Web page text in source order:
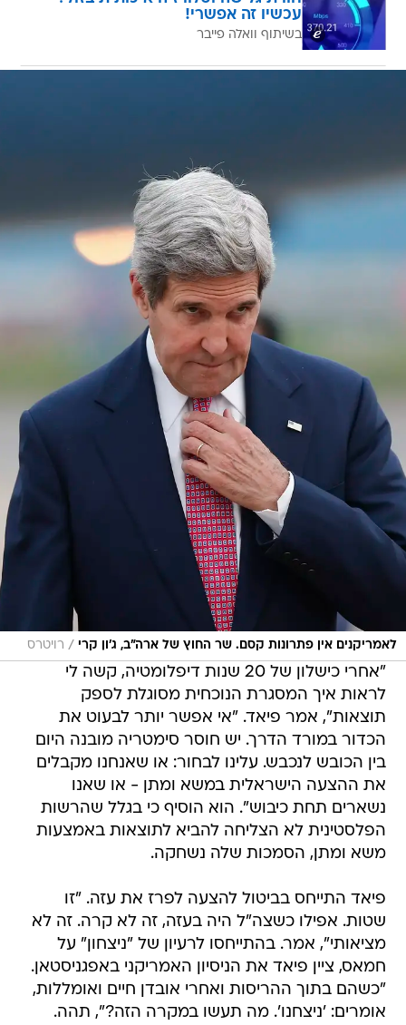
עכשיו זה אפשרי!
בשיתוף וואלה פייבר
לאמריקנים אין פתרונות קסם. שר החוץ של ארה"ב, ג'ון קרי / רויטרס
"אחרי כישלון של 20 שנות דיפלומטיה, קשה לי
לראות איך המסגרת הנוכחית מסוגלת לספק
תוצאות", אמר פיאד. "אי אפשר יותר לבעוט את
הכדור במורד הדרך. יש חוסר סימטריה מובנה היום
בין הכובש לנכבש. עלינו לבחור: או שאנחנו מקבלים
את ההצעה הישראלית במשא ומתן - או שאנו
נשארים תחת כיבוש". הוא הוסיף כי בגלל שהרשות
הפלסטינית לא הצליחה להביא לתוצאות באמצעות
משא ומתן, הסמכות שלה נשחקה.
פיאד התייחס בביטול להצעה לפרז את עזה. "זו
שטות. אפילו כשצה"ל היה בעזה, זה לא קרה. זה לא
מציאותי", אמר. בהתייחסו לרעיון של "ניצחון" על
חמאס, ציין פיאד את הניסיון האמריקני באפגניסטאן.
"כשהם בתוך ההריסות ואחרי אובדן חיים ואומללות,
אומרים: 'ניצחנו'. מה תעשו במקרה הזה?", תהה.